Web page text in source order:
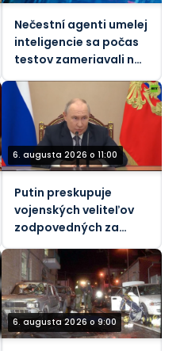
Nečestní agenti umelej
inteligencie sa počas
testov zameriavali na
skutočných ľudí
6. augusta 2026 o 11:00
Putin preskupuje
vojenských veliteľov
zodpovedných za
6. augusta 2026 o 9:00